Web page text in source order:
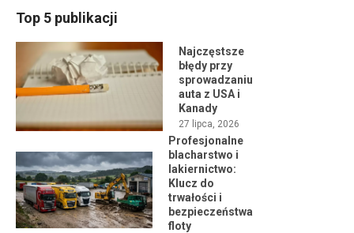
Top 5 publikacji
Najczęstsze
błędy przy
sprowadzaniu
auta z USA i
Kanady
27 lipca, 2026
Profesjonalne
blacharstwo i
lakiernictwo:
Klucz do
trwałości i
bezpieczeństwa
floty